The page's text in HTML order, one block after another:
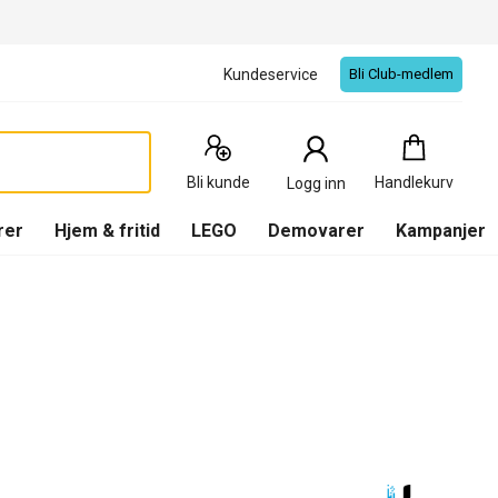
Kundeservice Bli Club-medlem
Bli kunde Logg inn Handlekurv
Handlekurv
0
Produkter
Hjem & fritid LEGO Demovarer Kampanjer